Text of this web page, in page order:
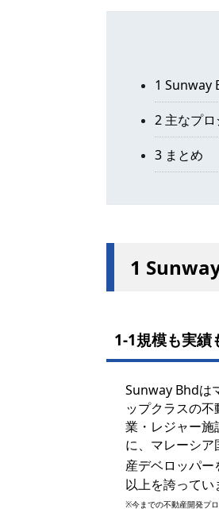
1 Sunway
2 主なプロ
3 まとめ
1
1-1規模も実績
Sunway Bhdは
ップクラスの
業・レジャー施
に、マレーシ
産デベロッパー
以上を誇ってい
※今までの不動産開発プ